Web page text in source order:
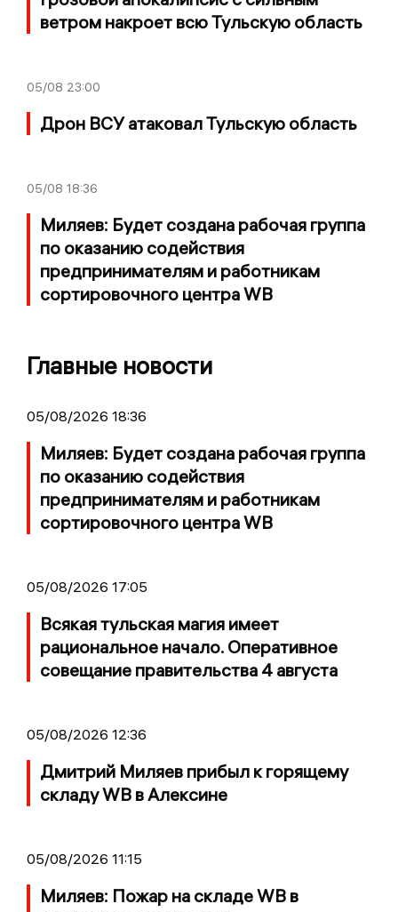
ветром накроет всю Тульскую область
05/08 23:00
Дрон ВСУ атаковал Тульскую область
05/08 18:36
Миляев: Будет создана рабочая группа
по оказанию содействия
предпринимателям и работникам
сортировочного центра WB
Главные новости
05/08/2026 18:36
Миляев: Будет создана рабочая группа
по оказанию содействия
предпринимателям и работникам
сортировочного центра WB
05/08/2026 17:05
Всякая тульская магия имеет
рациональное начало. Оперативное
совещание правительства 4 августа
05/08/2026 12:36
Дмитрий Миляев прибыл к горящему
складу WB в Алексине
05/08/2026 11:15
Миляев: Пожар на складе WB в